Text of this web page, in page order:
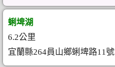
蜊埤湖
6.2公里
宜蘭縣264員山鄉蜊埤路11號